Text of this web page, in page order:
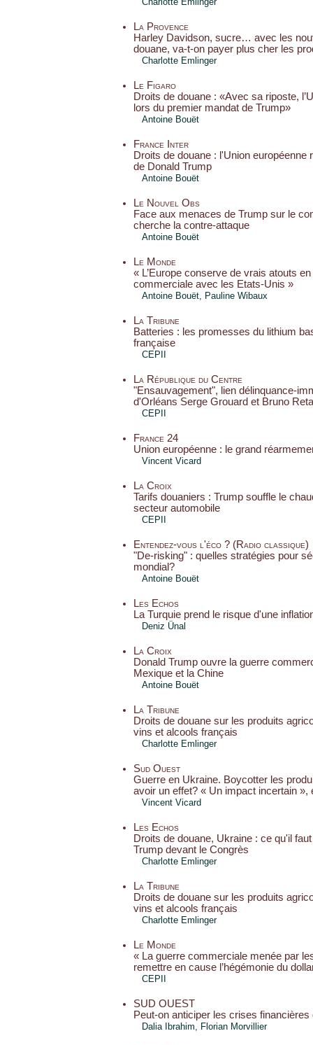
La Provence
Harley Davidson, sucre… avec les
douane, va-t-on payer plus cher les
Charlotte Emlinger
Le Figaro
Droits de douane : «Avec sa riposte,
lors du premier mandat de Trump»
Antoine Bouët
France Inter
Droits de douane : l'Union européenne
de Donald Trump
Antoine Bouët
Le Nouvel Obs
Face aux menaces de Trump sur le
cherche la contre-attaque
Antoine Bouët
Le Monde
« L’Europe conserve de vrais atouts
commerciale avec les Etats-Unis »
Antoine Bouët, Pauline Wibaux
La Tribune
Batteries : les promesses du lithium
française
CEPII
La République du Centre
"Ensauvagement", lien délinquance-
d'Orléans Serge Grouard et Bruno
CEPII
France 24
Union européenne : le grand
Vincent Vicard
La Croix
Tarifs douaniers : Trump souffle le
secteur automobile
CEPII
Entendez-vous l'éco ? (Radio classique)
"De-risking" : quelles stratégies pour
mondial?
Antoine Bouët
Les Echos
La Turquie prend le risque d'une
Deniz Ünal
La Croix
Donald Trump ouvre la guerre
Mexique et la Chine
Antoine Bouët
La Tribune
Droits de douane sur les produits
vins et alcools français
Charlotte Emlinger
Sud Ouest
Guerre en Ukraine. Boycotter les
avoir un effet? « Un impact incertain
Vincent Vicard
Les Echos
Droits de douane, Ukraine : ce qu'il
Trump devant le Congrès
Charlotte Emlinger
La Tribune
Droits de douane sur les produits
vins et alcools français
Charlotte Emlinger
Le Monde
« La guerre commerciale menée par
remettre en cause l’hégémonie du
CEPII
SUD OUEST
Peut-on anticiper les crises financières
Dalia Ibrahim, Florian Morvillier